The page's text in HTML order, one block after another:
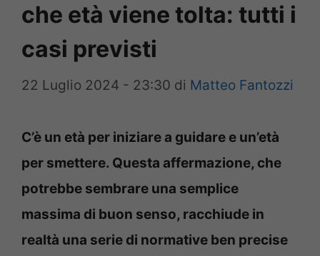
che età viene tolta: tutti i
casi previsti
22 Luglio 2024 - 23:30 di Matteo Fantozzi
C’è un età per iniziare a guidare e un’età
per smettere. Questa affermazione, che
potrebbe sembrare una semplice
massima di buon senso, racchiude in
realtà una serie di normative ben precise